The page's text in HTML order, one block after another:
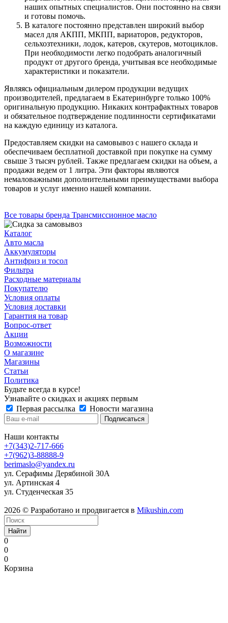
наших опытных специалистов. Они постоянно на связи
и готовы помочь.
В каталоге постоянно представлен широкий выбор
масел для АКПП, МКПП, вариаторов, редукторов,
сельхозтехники, лодок, катеров, скутеров, мотоциклов.
При необходимости легко подобрать аналогичный
продукт от другого бренда, учитывая все необходимые
характеристики и показатели.
Являясь официальным дилером продукции ведущих
производителей, предлагаем в Екатеринбурге только 100%
оригинальную продукцию. Никаких контрафактных товаров
и обязательное подтверждение подлинности сертификатами
на каждую единицу из каталога.
Предоставляем скидки на самовывоз с нашего склада и
обеспечиваем бесплатной доставкой при покупке на сумму
свыше 3 тысяч рублей. Также предлагаем скидки на объем, а
продажи ведем от 1 литра. Эти факторы являются
немаловажными дополнительными преимуществами выбора
товаров и услуг именно нашей компании.
Все товары бренда Трансмиссионное масло
Каталог
Авто масла
Аккумуляторы
Антифриз и тосол
Фильтра
Расходные материалы
Покупателю
Условия оплаты
Условия доставки
Гарантия на товар
Вопрос-ответ
Акции
Возможности
О магазине
Магазины
Статьи
Политика
Будьте всегда в курсе!
Узнавайте о скидках и акциях первым
Первая рассылка
Новости магазина
Наши контакты
+7(343)2-717-666
+7(962)3-88888-9
berimaslo@yandex.ru
ул. Серафимы Дерябиной 30А
ул. Артинская 4
ул. Студенческая 35
2026 © Разработано и продвигается в Mikushin.com
Найти
0
0
0
Корзина